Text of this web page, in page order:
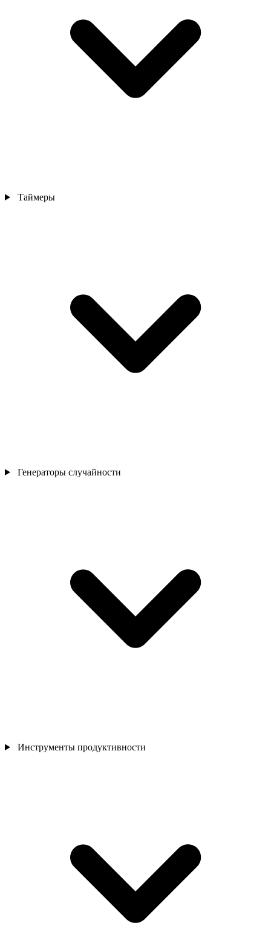
Таймеры
Генераторы случайности
Инструменты продуктивности